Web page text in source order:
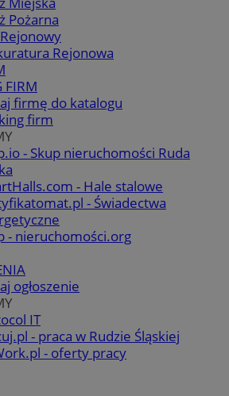
Pożarna
Rejonowa
FIRM
firmę do katalogu
firm
- Skup nieruchomości Ruda
- Hale stalowe
- Świadectwa
- nieruchomości.org
ogłoszenie
IT
- praca w Rudzie Śląskiej
- oferty pracy